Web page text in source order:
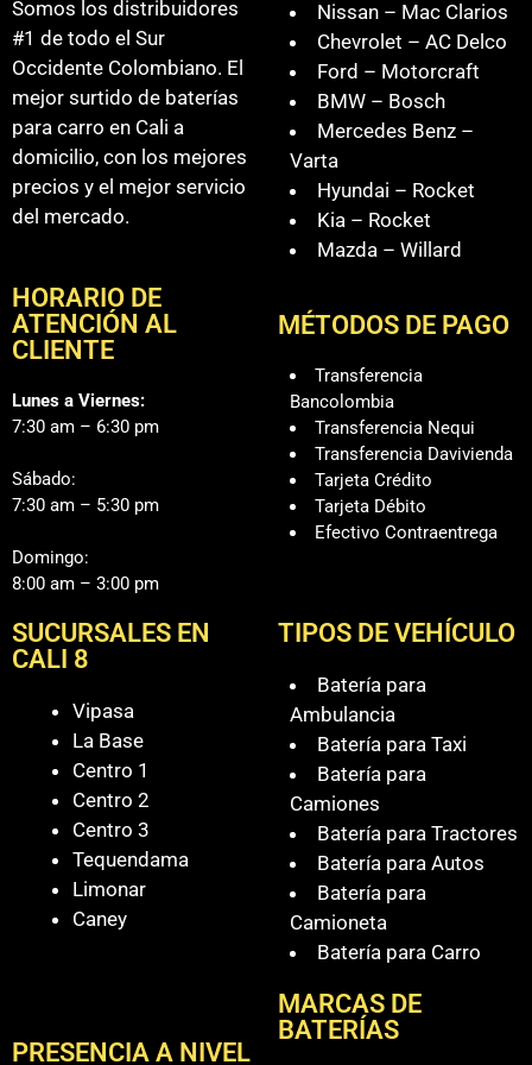
Somos los distribuidores
#1 de todo el Sur
Occidente Colombiano. El
mejor surtido de baterías
para carro en Cali a
domicilio, con los mejores
precios y el mejor servicio
del mercado.
HORARIO DE
ATENCIÓN AL
CLIENTE
Lunes a Viernes:
7:30 am – 6:30 pm
Sábado:
7:30 am – 5:30 pm
Domingo:
8:00 am – 3:00 pm
Nissan – Mac Clarios
Chevrolet – AC Delco
Ford – Motorcraft
BMW – Bosch
Mercedes Benz –
Varta
Hyundai – Rocket
Kia – Rocket
Mazda – Willard
MÉTODOS DE PAGO
Transferencia
Bancolombia
Transferencia Nequi
Transferencia Davivienda
Tarjeta Crédito
Tarjeta Débito
Efectivo Contraentrega
SUCURSALES EN
CALI 8
Vipasa
La Base
Centro 1
Centro 2
Centro 3
Tequendama
Limonar
Caney
PRESENCIA A NIVEL
TIPOS DE VEHÍCULO
Batería para
Ambulancia
Batería para Taxi
Batería para
Camiones
Batería para Tractores
Batería para Autos
Batería para
Camioneta
Batería para Carro
MARCAS DE
BATERÍAS